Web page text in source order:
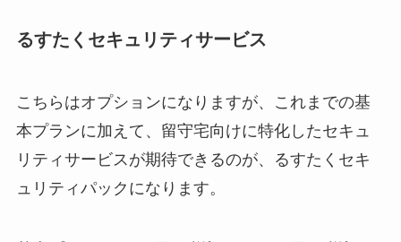
るすたくセキュリティサービス
こちらはオプションになりますが、これまでの基
本プランに加えて、留守宅向けに特化したセキュ
リティサービスが期待できるのが、るすたくセキ
ュリティパックになります。